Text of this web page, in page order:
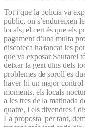
Tot i que la policia va
públic, on s’endureixen
locals, el cert és que els
pagament d’una multa
discoteca ha tancat les
que va exposar Sautarel
deixar la gent dins dels
problemes de soroll es
haver-hi un major control
moments, els locals
a les tres de la matinada
quatre, i els divendres i
La proposta, per tant,